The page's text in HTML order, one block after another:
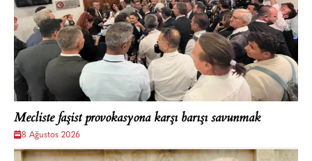
Mecliste faşist provokasyona karşı barışı savunmak
8 Ağustos 2026